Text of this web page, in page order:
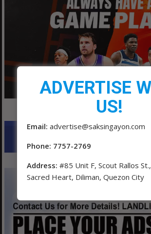
ADVERTISE
US!
Email: advertise@saksingayon.com
Phone: 7757-2769
Address: #85 Unit F, Scout Rallos
Sacred Heart, Diliman, Quezon City